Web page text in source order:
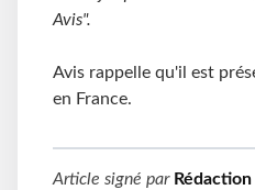
Avis".
Avis rappelle qu'il est
en France.
Article signé par Rédaction